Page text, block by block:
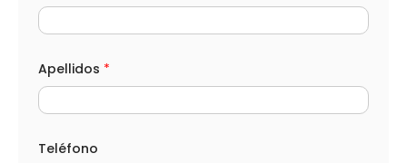
Apellidos *
Teléfono